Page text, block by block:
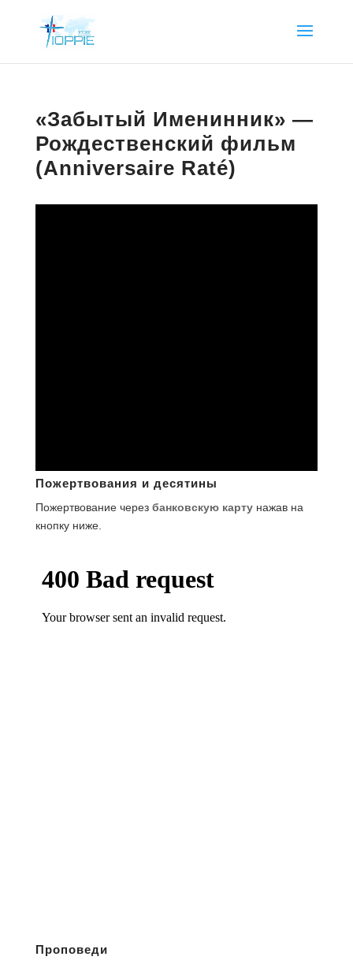
«Забытый Именинник» —
Рождественский фильм
(Anniversaire Raté)
Пожертвования и десятины
Пожертвование через банковскую картунажав на
кнопку ниже.
Проповеди